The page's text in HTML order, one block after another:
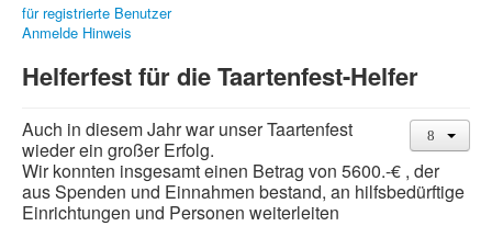
für registrierte Benutzer
Anmelde Hinweis
Helferfest für die Taartenfest-Helfer
Auch in diesem Jahr war unser Taartenfest
wieder ein großer Erfolg.
Wir konnten insgesamt einen Betrag von 5600.-€ , der
aus Spenden und Einnahmen bestand, an hilfsbedürftige
Einrichtungen und Personen weiterleiten